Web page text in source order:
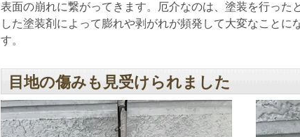
表面の崩れに繋がってきます。厄介なのは、塗装を行った
した塗装剤によって膨れや剥がれが頻発して大変なことに
す。
目地の傷みも見受けられました